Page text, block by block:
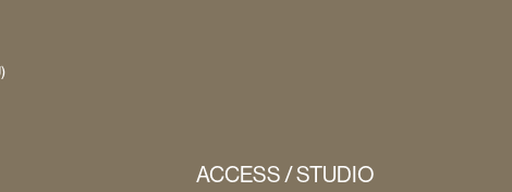
ACCESS / STUDIO